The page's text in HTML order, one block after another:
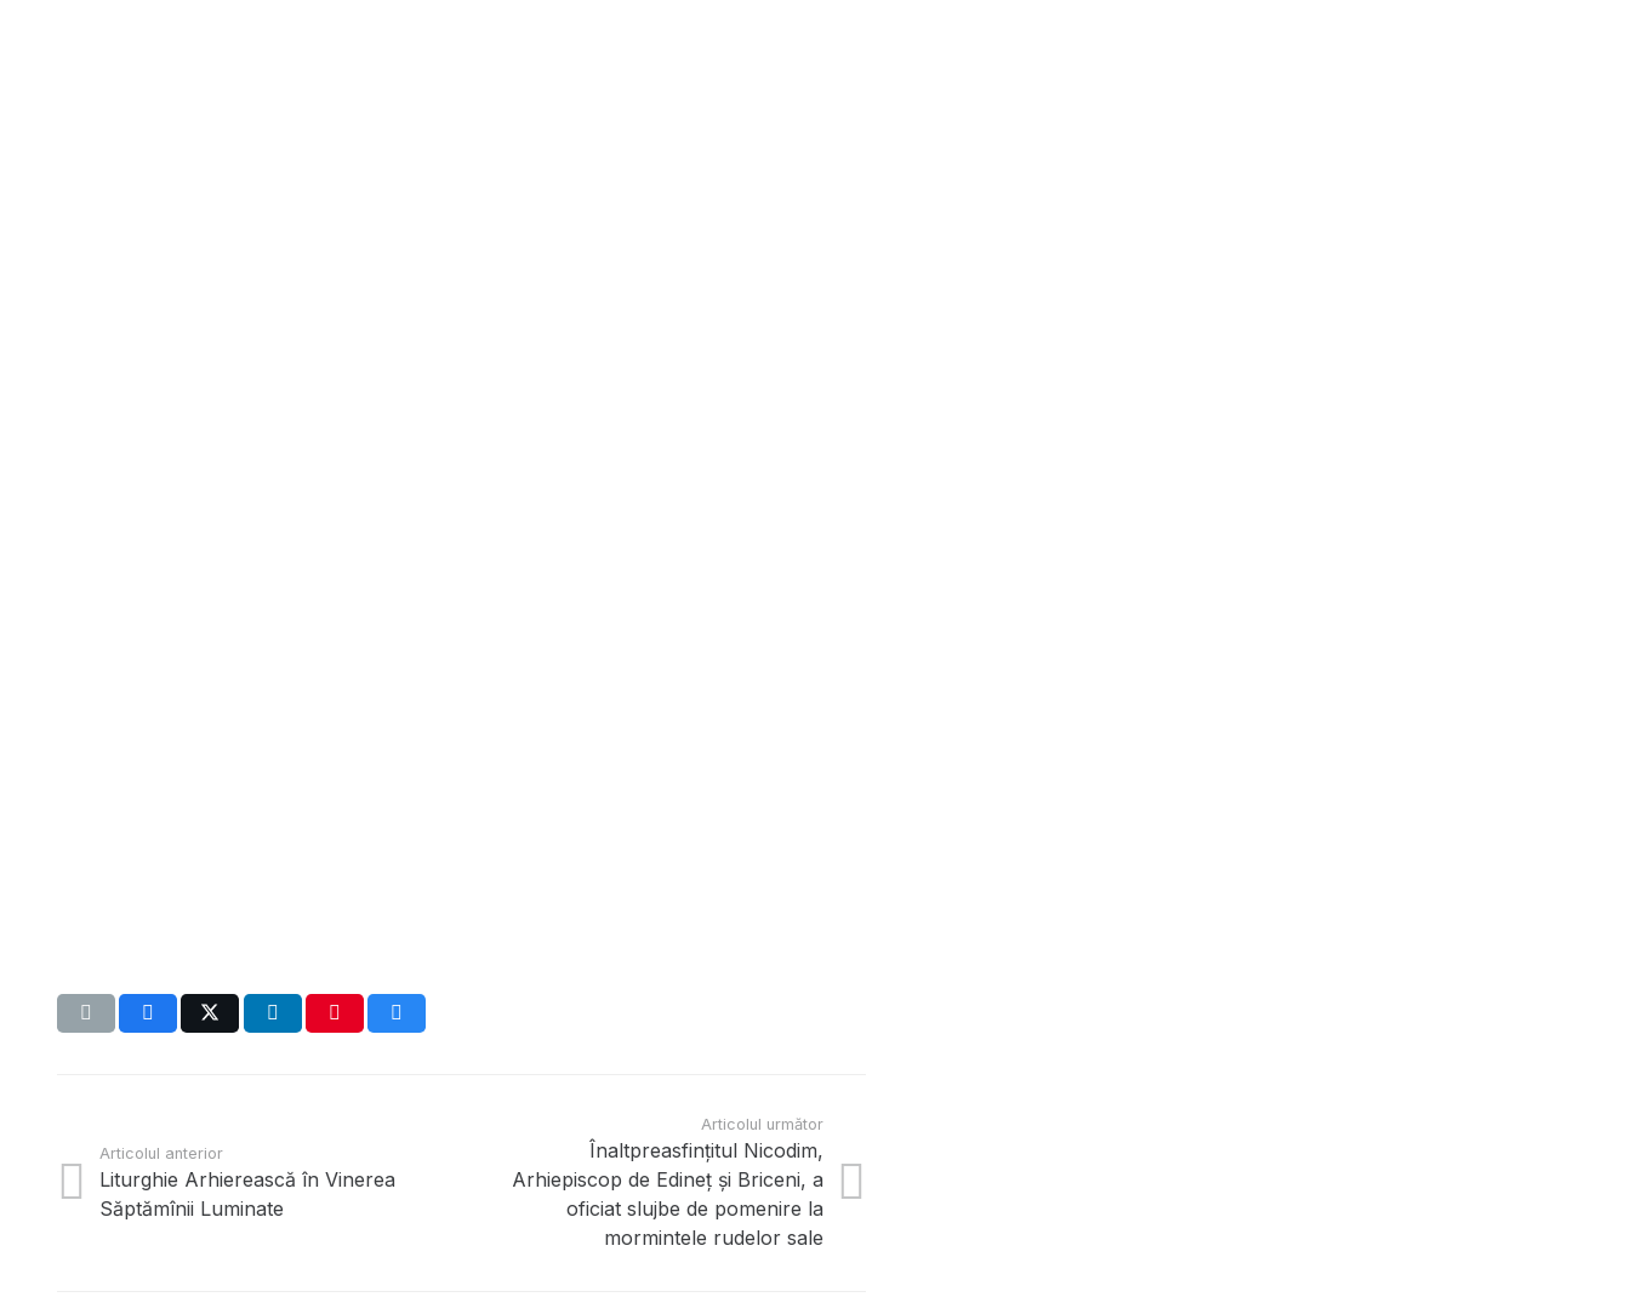
Articolul anterior
Liturghie Arhierească în Vinerea
Săptămînii Luminate
Articolul următor
Înaltpreasfințitul Nicodim,
Arhiepiscop de Edineț și Briceni, a
oficiat slujbe de pomenire la
mormintele rudelor sale
Site oficial, realizat cu binecuvîntarea
Secretariat: